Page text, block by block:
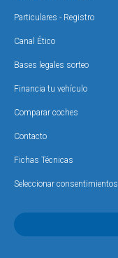
Particulares - Registro
Canal Ético
Bases legales sorteo
Financia tu vehículo
Comparar coches
Contacto
Fichas Técnicas
Seleccionar consentimientos